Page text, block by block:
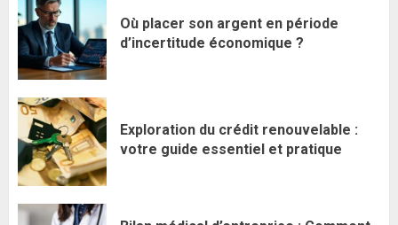
Où placer son argent en période
d’incertitude économique ?
Exploration du crédit renouvelable :
votre guide essentiel et pratique